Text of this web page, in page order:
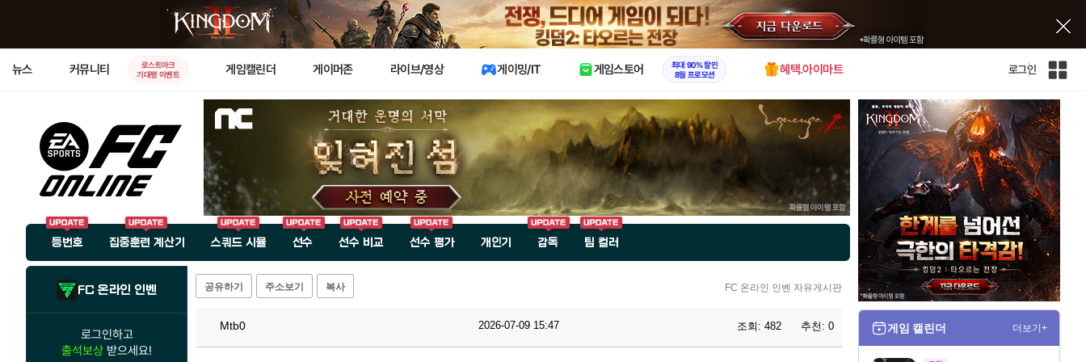
X
뉴스 커뮤니티
로스트아크
기대평 이벤트
게임캘린더 게이머존 라이브/영상 게이밍/IT 게임스토어
최대 90% 할인
8월 프로모션
혜택.아이마트 로그인
인
전
체
사
이
트
맵
등번호 집중훈련 계산기 스쿼드 시뮬 선수 선수 비교 선수 평가 개인기 감독 팀 컬러
FC 온라인 인벤
로그인하고
출석보상 받으세요!
공유하기 주소보기 복사 FC 온라인 인벤 자유게시판
Mtb0 2026-07-09 15:47 조회: 482 추천: 0 게임 캘린더 더보기+